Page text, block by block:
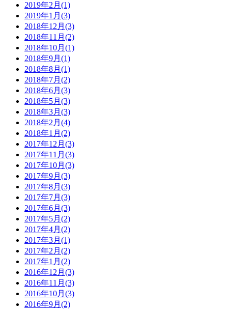
2019年2月(1)
2019年1月(3)
2018年12月(3)
2018年11月(2)
2018年10月(1)
2018年9月(1)
2018年8月(1)
2018年7月(2)
2018年6月(3)
2018年5月(3)
2018年3月(3)
2018年2月(4)
2018年1月(2)
2017年12月(3)
2017年11月(3)
2017年10月(3)
2017年9月(3)
2017年8月(3)
2017年7月(3)
2017年6月(3)
2017年5月(2)
2017年4月(2)
2017年3月(1)
2017年2月(2)
2017年1月(2)
2016年12月(3)
2016年11月(3)
2016年10月(3)
2016年9月(2)